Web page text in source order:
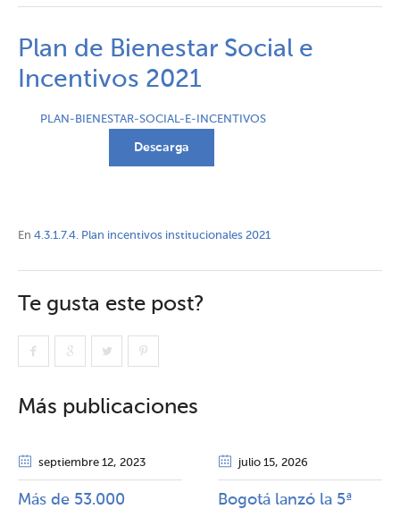
Plan de Bienestar Social e
Incentivos 2021
PLAN-BIENESTAR-SOCIAL-E-INCENTIVOS
Descarga
En 4.3.1.7.4. Plan incentivos institucionales 2021
Te gusta este post?
Más publicaciones
septiembre 12, 2023
Más de 53.000
julio 15, 2026
Bogotá lanzó la 5ª